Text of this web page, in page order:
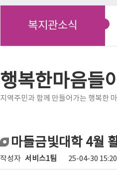
복지관소식
행복한마음들
지역주민과 함께 만들어가는 행복한
마들금빛대학 4월
작성자 서비스1팀 25-04-30 15:20